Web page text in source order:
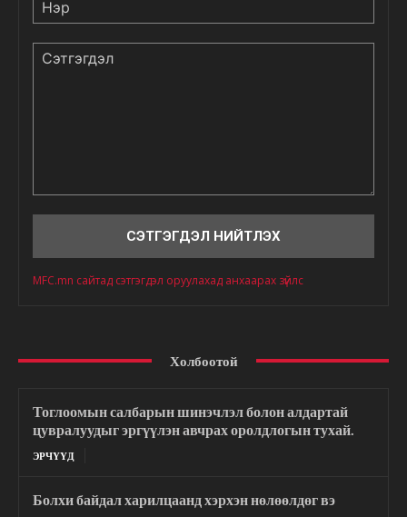
MFC.mn сайтад сэтгэгдэл оруулахад анхаарах зүйлс
Холбоотой
Тоглоомын салбарын шинэчлэл болон алдартай
цувралуудыг эргүүлэн авчрах оролдлогын тухай.
ЭРЧҮҮД
Болхи байдал харилцаанд хэрхэн нөлөөлдөг вэ